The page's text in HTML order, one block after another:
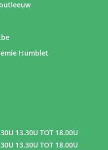
Humblet
13.30U TOT 18.00U
13.30U TOT 18.00U